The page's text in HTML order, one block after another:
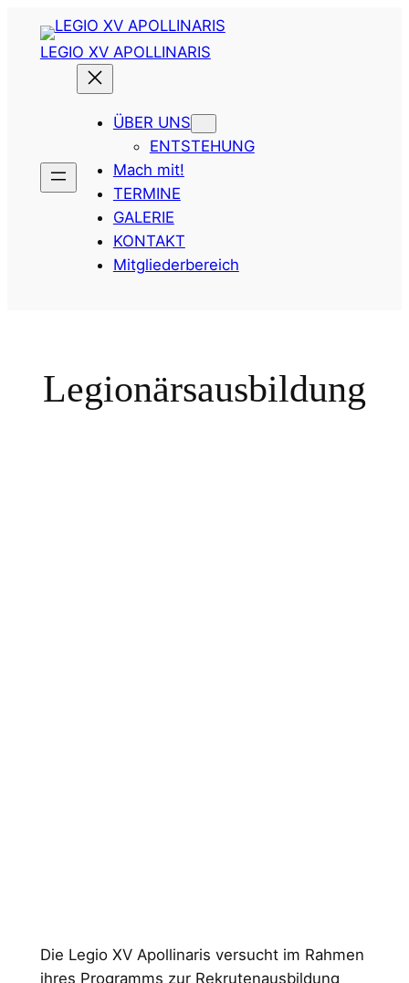
Inhalt
LEGIO XV APOLLINARIS
ÜBER UNS
ENTSTEHUNG
Mach mit!
TERMINE
GALERIE
KONTAKT
Mitgliederbereich
Legionärsausbildung
Die Legio XV Apollinaris versucht im Rahmen
ihres Programms zur Rekrutenausbildung